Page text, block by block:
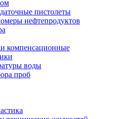
пистолеты
нефтепродуктов
компенсационные
воды
проб